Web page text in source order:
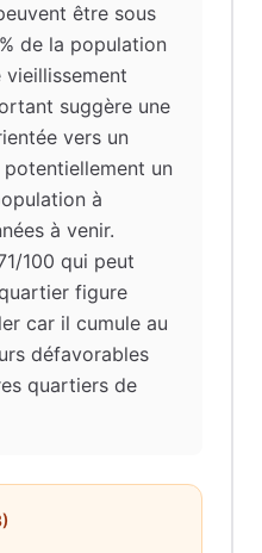
être sous
de la population
vieillissement
suggère une
vers un
un
à
à venir.
100 qui peut
figure
car il cumule au
défavorables
quartiers de
)